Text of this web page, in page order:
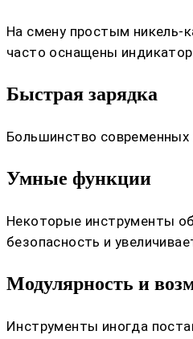
На смену простым никель-
часто оснащены
Быстрая зарядка
Большинство современных
Умные функции
Некоторые инструменты
безопасность и
Модулярность и
Инструменты иногда